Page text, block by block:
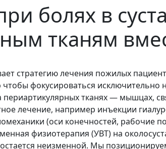
болях в
тканям
стратегию лечения пожилых
фокусироваться исключительно
периартикулярных тканях — мышцах,
лечение, например инъекции
(оси конечностей,
физиотерапия (УВТ) на
неизменной. Мы